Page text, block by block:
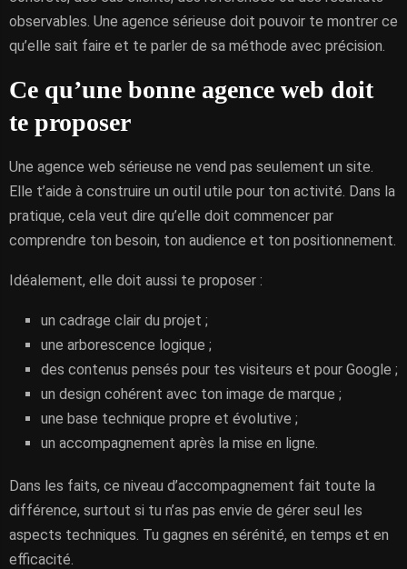
observables. Une agence sérieuse doit pouvoir te montrer ce
qu’elle sait faire et te parler de sa méthode avec précision.
Ce qu’une bonne agence web doit
te proposer
Une agence web sérieuse ne vend pas seulement un site.
Elle t’aide à construire un outil utile pour ton activité. Dans la
pratique, cela veut dire qu’elle doit commencer par
comprendre ton besoin, ton audience et ton positionnement.
Idéalement, elle doit aussi te proposer :
un cadrage clair du projet ;
une arborescence logique ;
des contenus pensés pour tes visiteurs et pour Google ;
un design cohérent avec ton image de marque ;
une base technique propre et évolutive ;
un accompagnement après la mise en ligne.
Dans les faits, ce niveau d’accompagnement fait toute la
différence, surtout si tu n’as pas envie de gérer seul les
aspects techniques. Tu gagnes en sérénité, en temps et en
efficacité.